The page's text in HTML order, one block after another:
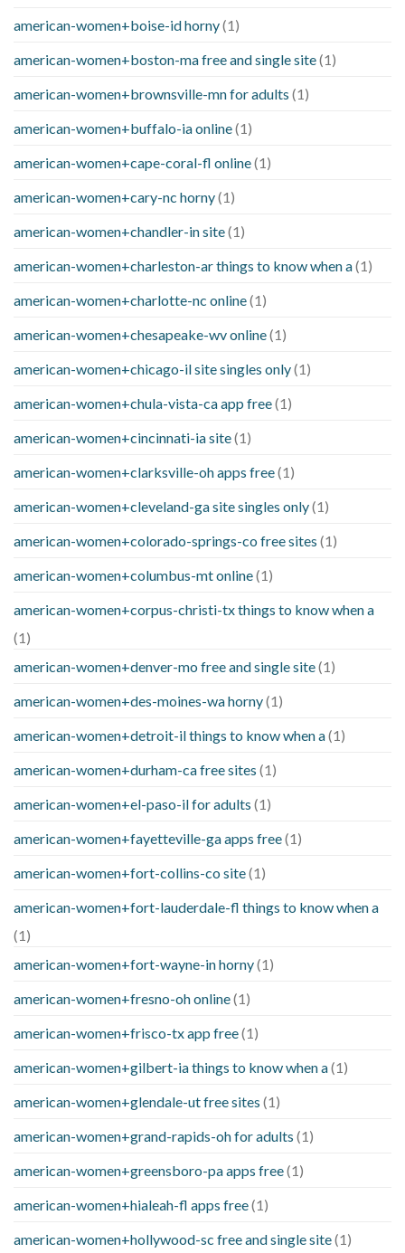
american-women+boise-id horny(1)
american-women+boston-ma free and single site(1)
american-women+brownsville-mn for adults (1)
american-women+buffalo-ia online(1)
american-women+cape-coral-fl online(1)
american-women+cary-nc horny(1)
american-women+chandler-in site(1)
american-women+charleston-ar things to know when a(1)
american-women+charlotte-nc online(1)
american-women+chesapeake-wv online(1)
american-women+chicago-il site singles only(1)
american-women+chula-vista-ca app free(1)
american-women+cincinnati-ia site(1)
american-women+clarksville-oh apps free(1)
american-women+cleveland-ga site singles only(1)
american-women+colorado-springs-co free sites (1)
american-women+columbus-mt online(1)
american-women+corpus-christi-tx things to know when a
(1)
american-women+denver-mo free and single site(1)
american-women+des-moines-wa horny(1)
american-women+detroit-il things to know when a(1)
american-women+durham-ca free sites (1)
american-women+el-paso-il for adults (1)
american-women+fayetteville-ga apps free(1)
american-women+fort-collins-co site(1)
american-women+fort-lauderdale-fl things to know when a
(1)
american-women+fort-wayne-in horny(1)
american-women+fresno-oh online(1)
american-women+frisco-tx app free(1)
american-women+gilbert-ia things to know when a(1)
american-women+glendale-ut free sites (1)
american-women+grand-rapids-oh for adults (1)
american-women+greensboro-pa apps free(1)
american-women+hialeah-fl apps free(1)
american-women+hollywood-sc free and single site(1)